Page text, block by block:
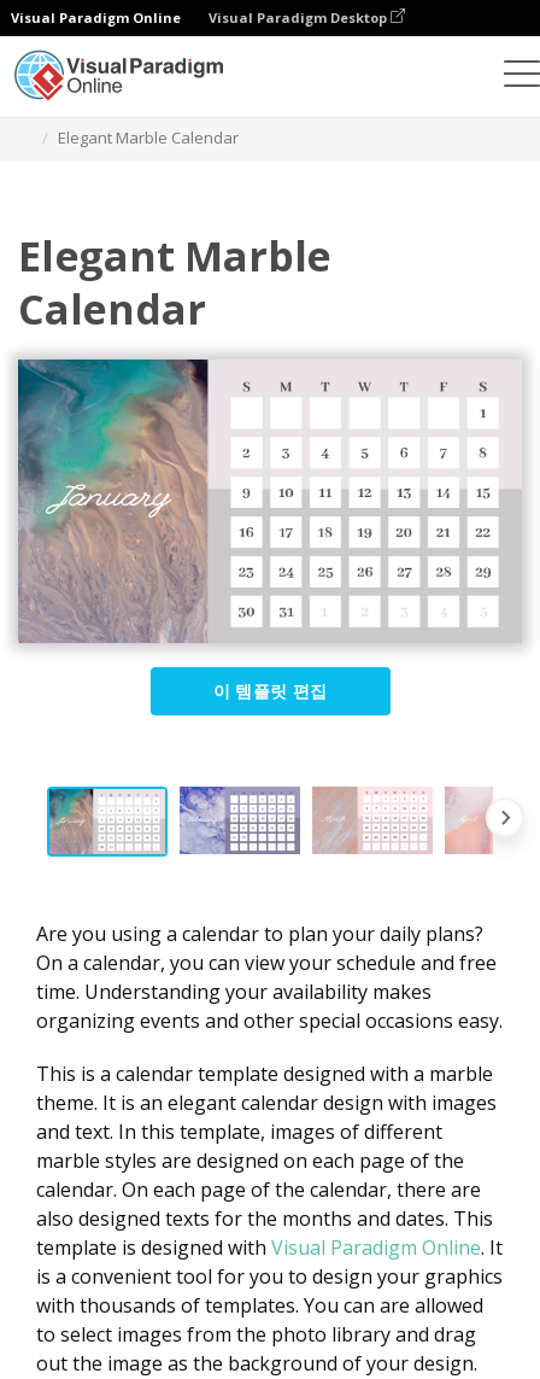
Visual Paradigm Online Visual Paradigm Desktop
Elegant Marble Calendar
Elegant Marble
Calendar
이 템플릿 편집
Are you using a calendar to plan your daily plans?
On a calendar, you can view your schedule and free
time. Understanding your availability makes
organizing events and other special occasions easy.
This is a calendar template designed with a marble
theme. It is an elegant calendar design with images
and text. In this template, images of different
marble styles are designed on each page of the
calendar. On each page of the calendar, there are
also designed texts for the months and dates. This
template is designed with Visual Paradigm Online. It
is a convenient tool for you to design your graphics
with thousands of templates. You can are allowed
to select images from the photo library and drag
out the image as the background of your design.